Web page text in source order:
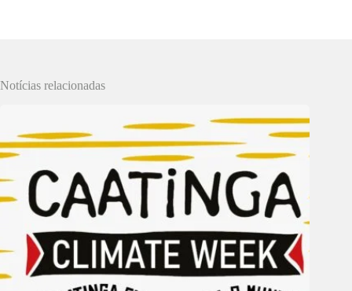
Notícias relacionadas